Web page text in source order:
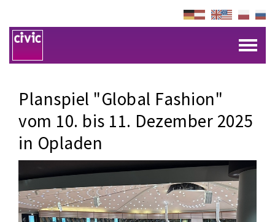
Planspiel "Global Fashion"
vom 10. bis 11. Dezember 2025
in Opladen